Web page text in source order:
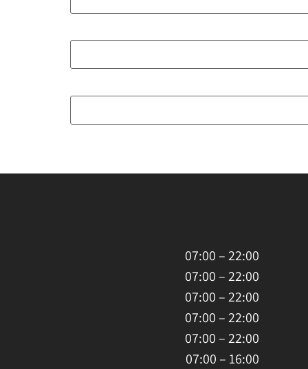
22:00 – 07:00
22:00 – 07:00
22:00 – 07:00
22:00 – 07:00
22:00 – 07:00
16:00 – 07:00